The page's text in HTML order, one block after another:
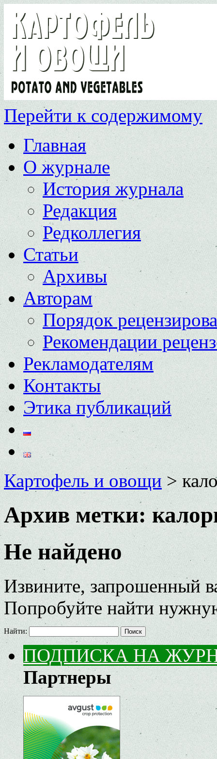
Перейти к содержимому
Главная
О журнале
История журнала
Редакция
Редколлегия
Статьи
Архивы
Авторам
Порядок
Рекомендации
Рекламодателям
Контакты
Этика публикаций
Картофель и овощи>
Архив метки:
Не найдено
Извините, запрошенный
Попробуйте найти
Найти:
ПОДПИСКА НА
Партнеры